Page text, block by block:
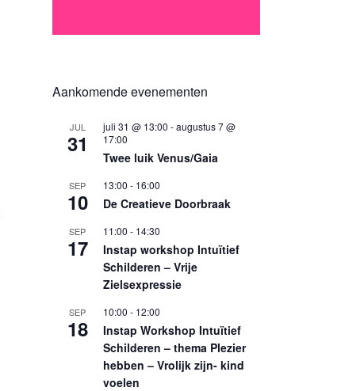
Aankomende evenementen
JUL
31
juli 31 @ 13:00 -augustus 7 @
17:00
Twee luik Venus/Gaia
SEP
10
13:00 - 16:00
De Creatieve Doorbraak
SEP
17
11:00 - 14:30
Instap workshop Intuïtief
Schilderen – Vrije
Zielsexpressie
SEP
18
10:00 - 12:00
Instap Workshop Intuïtief
Schilderen – thema Plezier
hebben – Vrolijk zijn- kind
voelen